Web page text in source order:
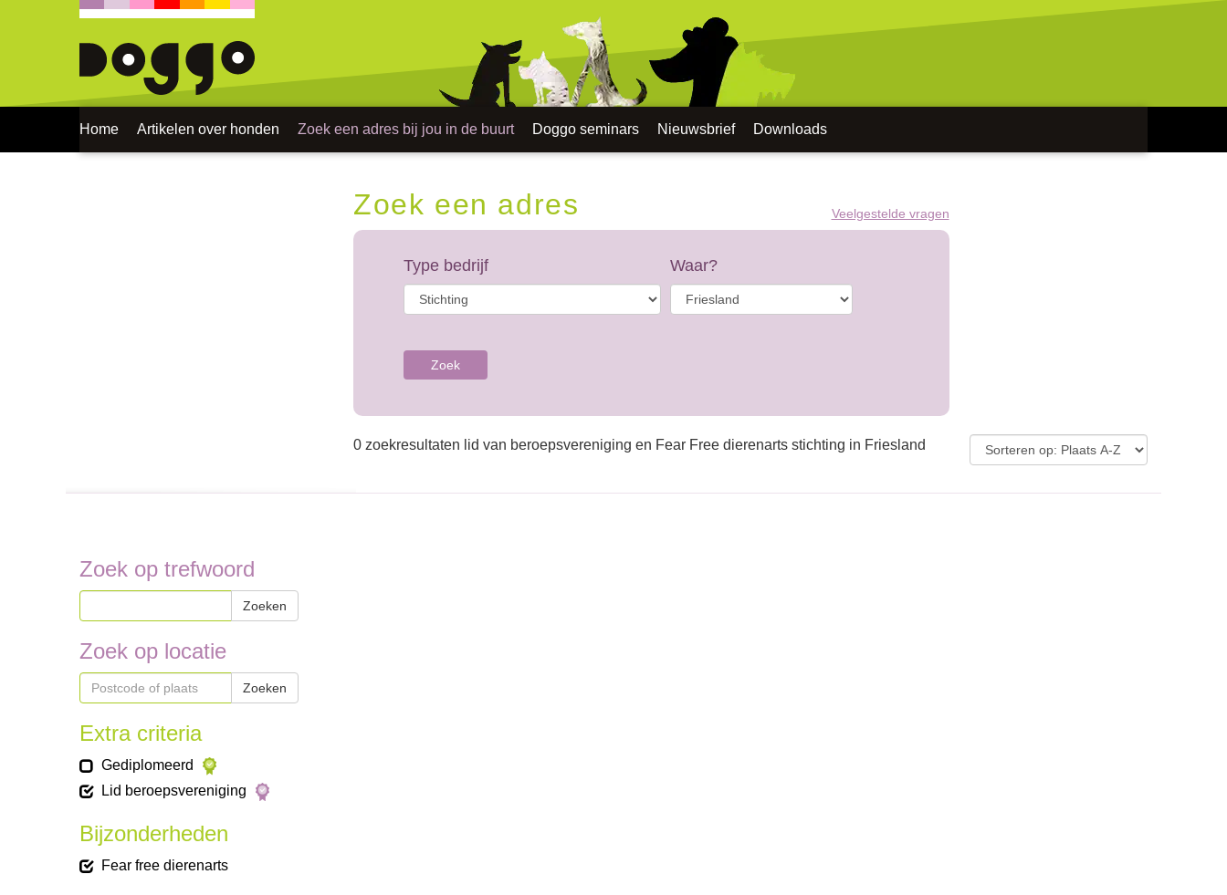
Home Artikelen over honden Zoek een adres bij jou in de buurt Doggo seminars Nieuwsbrief Downloads
Zoek een adres Veelgestelde vragen
Type bedrijf Waar?
Zoek
0 zoekresultaten lid van beroepsvereniging en Fear Free dierenarts stichting in Friesland
Zoek op trefwoord
Zoeken
Zoek op locatie
Zoeken
Extra criteria
Gediplomeerd
Lid beroepsvereniging
Bijzonderheden
Fear free dierenarts